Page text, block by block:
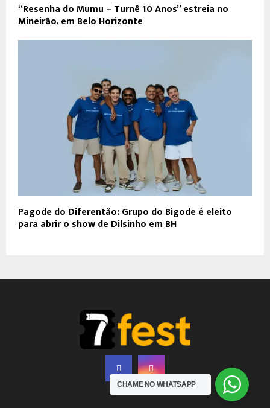
“Resenha do Mumu – Turnê 10 Anos” estreia no
Mineirão, em Belo Horizonte
Pagode do Diferentão: Grupo do Bigode é eleito
para abrir o show de Dilsinho em BH
CHAME NO WHATSAPP